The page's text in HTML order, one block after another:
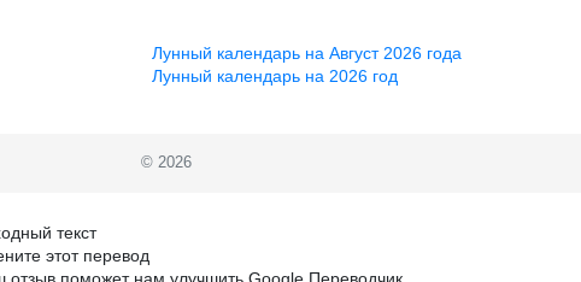
Лунный календарь на Август 2026 года
Лунный календарь на 2026 год
© 2026
текст
этот перевод